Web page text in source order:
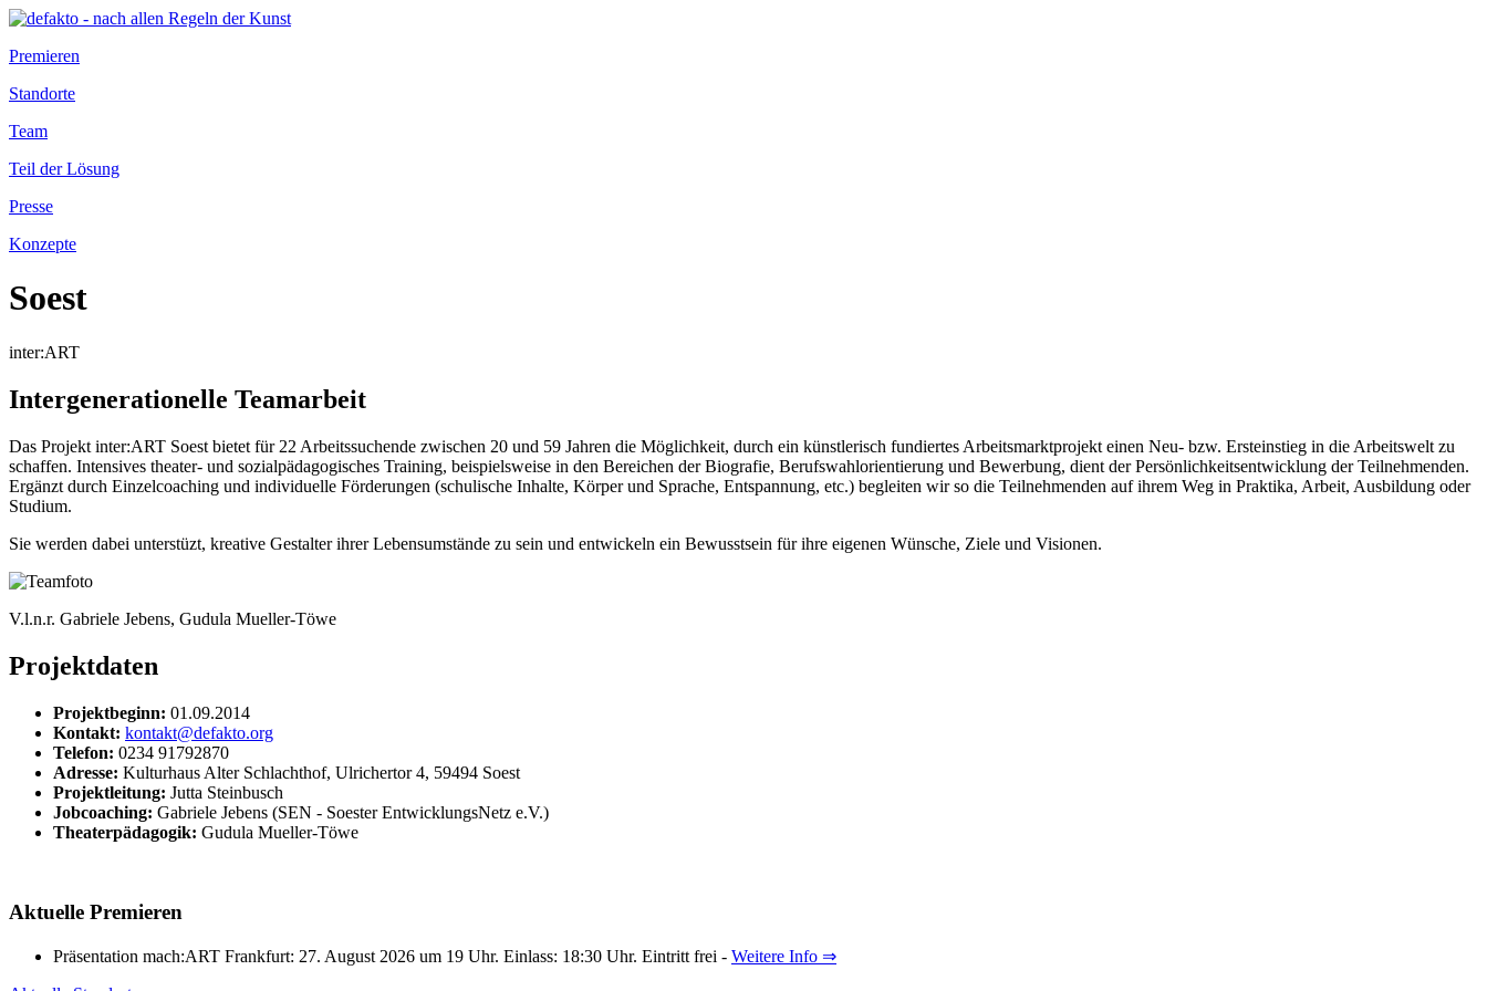
Premieren
Standorte
Team
Teil der Lösung
Presse
Konzepte
Soest
inter:ART
Intergenerationelle Teamarbeit
Das Projekt inter:ART Soest bietet für 22 Arbeitssuchende zwischen 20 und 59 Jahren die Möglichkeit, durch ein künstlerisch fundiertes Arbeitsmarktprojekt einen Neu- bzw. Ersteinstieg in die Arbeitswelt zu
schaffen. Intensives theater- und sozialpädagogisches Training, beispielsweise in den Bereichen der Biografie, Berufswahlorientierung und Bewerbung, dient der Persönlichkeitsentwicklung der Teilnehmenden.
Ergänzt durch Einzelcoaching und individuelle Förderungen (schulische Inhalte, Körper und Sprache, Entspannung, etc.) begleiten wir so die Teilnehmenden auf ihrem Weg in Praktika, Arbeit, Ausbildung oder
Studium.
Sie werden dabei unterstüzt, kreative Gestalter ihrer Lebensumstände zu sein und entwickeln ein Bewusstsein für ihre eigenen Wünsche, Ziele und Visionen.
V.l.n.r. Gabriele Jebens, Gudula Mueller-Töwe
Projektdaten
Projektbeginn: 01.09.2014
Kontakt: kontakt@defakto.org
Telefon: 0234 91792870
Adresse: Kulturhaus Alter Schlachthof, Ulrichertor 4, 59494 Soest
Projektleitung: Jutta Steinbusch
Jobcoaching: Gabriele Jebens (SEN - Soester EntwicklungsNetz e.V.)
Theaterpädagogik: Gudula Mueller-Töwe
Aktuelle Premieren
Präsentation mach:ART Frankfurt: 27. August 2026 um 19 Uhr. Einlass: 18:30 Uhr. Eintritt frei - Weitere Info ⇒